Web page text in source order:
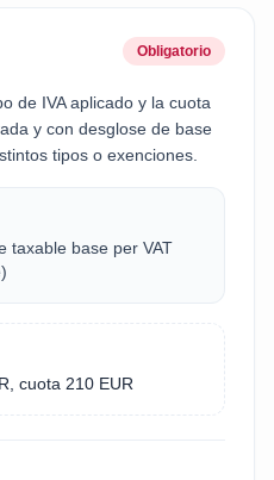
Obligatorio
de IVA aplicado y la cuota
y con desglose de base
tipos o exenciones.
taxable base per VAT
cuota 210 EUR